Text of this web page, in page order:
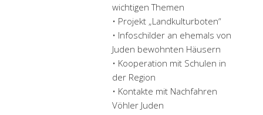
wichtigen Themen
• Projekt „Landkulturboten“
• Infoschilder an ehemals von
Juden bewohnten Häusern
• Kooperation mit Schulen in
der Region
• Kontakte mit Nachfahren
Vöhler Juden